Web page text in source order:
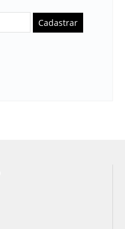
Cadastrar